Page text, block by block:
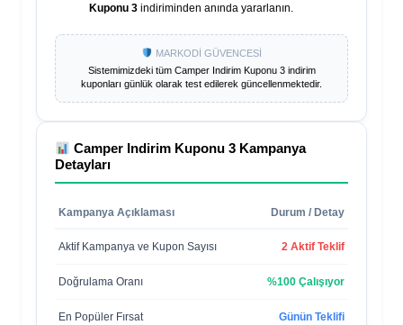
Kuponu 3 indiriminden anında yararlanın.
MARKODİ GÜVENCESİ
Sistemimizdeki tüm Camper Indirim Kuponu 3indirim
kuponları günlük olarak test edilerek güncellenmektedir.
Camper Indirim Kuponu 3 Kampanya
Detayları
Kampanya Açıklaması Durum / Detay
Aktif Kampanya ve Kupon Sayısı 2 Aktif Teklif
Doğrulama Oranı %100 Çalışıyor
En Popüler Fırsat Günün Teklifi